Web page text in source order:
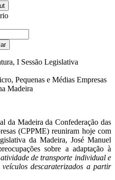
I Sessão Legislativa
Pequenas e Médias Empresas
Madeira
da Madeira da Confederação das
(CPPME) reuniram hoje com
da Madeira, José Manuel
sobre a adaptação à
de transporte individual e
descaraterizados a partir